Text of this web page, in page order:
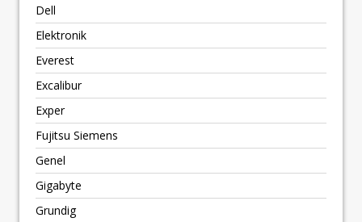
Dell
Elektronik
Everest
Excalibur
Exper
Fujitsu Siemens
Genel
Gigabyte
Grundig